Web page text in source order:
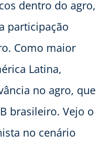
dentro do agro,
participação
Como maior
Latina,
no agro, que
brasileiro. Vejo o
no cenário